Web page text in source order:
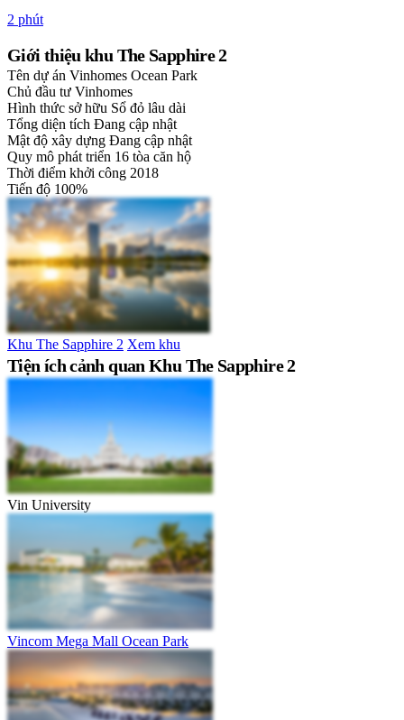
2 phút
Giới thiệu khu The Sapphire 2
Tên dự án Vinhomes Ocean Park
Chủ đầu tư Vinhomes
Hình thức sở hữu Sổ đỏ lâu dài
Tổng diện tích Đang cập nhật
Mật độ xây dựng Đang cập nhật
Quy mô phát triển 16 tòa căn hộ
Thời điểm khởi công 2018
Tiến độ 100%
Khu The Sapphire 2 Xem khu
Tiện ích cảnh quan Khu The Sapphire 2
Vin University
Vincom Mega Mall Ocean Park